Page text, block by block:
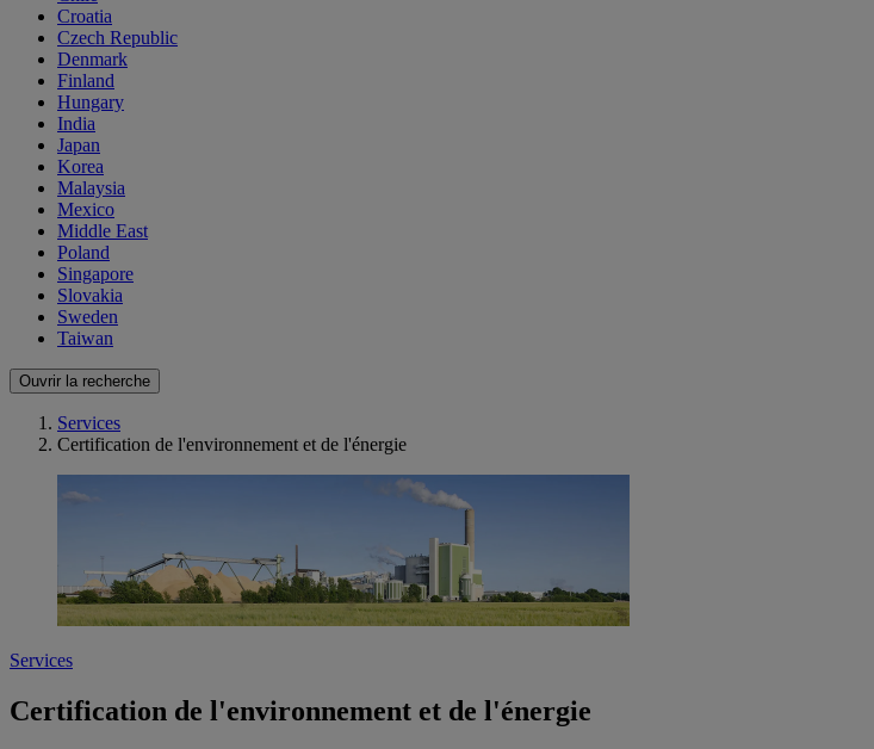
Croatia
Czech Republic
Denmark
Finland
Hungary
India
Japan
Korea
Malaysia
Mexico
Middle East
Poland
Singapore
Slovakia
Sweden
Taiwan
Ouvrir la recherche
Services
Certification de l'environnement et de l'énergie
Services
Certification de l'environnement et de l'énergie